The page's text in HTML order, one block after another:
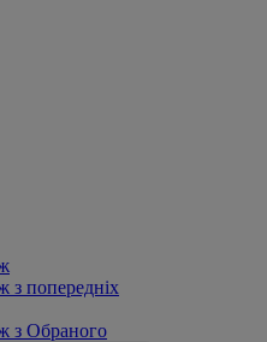
з попередніх
з Обраного